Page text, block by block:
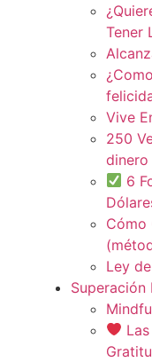
Tener
Vive
250
dinero
6
Cómo
Ley
Superación